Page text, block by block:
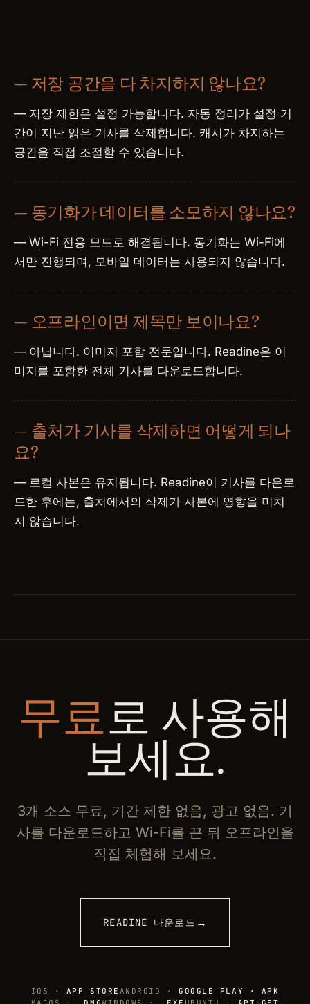
— 저장 공간을 다 차지하지 않나요?
— 저장 제한은 설정 가능합니다. 자동 정리가 설정 기
간이 지난 읽은 기사를 삭제합니다. 캐시가 차지하는
공간을 직접 조절할 수 있습니다.
— 동기화가 데이터를 소모하지 않나요?
— Wi-Fi 전용 모드로 해결됩니다. 동기화는 Wi-Fi에
서만 진행되며, 모바일 데이터는 사용되지 않습니다.
— 오프라인이면 제목만 보이나요?
— 아닙니다. 이미지 포함 전문입니다. Readine은 이
미지를 포함한 전체 기사를 다운로드합니다.
— 출처가 기사를 삭제하면 어떻게 되나
요?
— 로컬 사본은 유지됩니다. Readine이 기사를 다운로
드한 후에는, 출처에서의 삭제가 사본에 영향을 미치
지 않습니다.
무료로 사용해
보세요.
3개 소스 무료, 기간 제한 없음, 광고 없음. 기
사를 다운로드하고 Wi-Fi를 끈 뒤 오프라인을
직접 체험해 보세요.
READINE 다운로드 →
IOS · APP STORE ANDROID ·GOOGLE PLAY · APK